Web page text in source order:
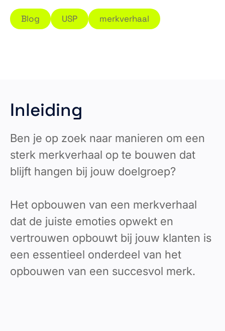
Blog USP merkverhaal
Inleiding
Ben je op zoek naar manieren om een
sterk merkverhaal op te bouwen dat
blijft hangen bij jouw doelgroep?
Het opbouwen van een merkverhaal
dat de juiste emoties opwekt en
vertrouwen opbouwt bij jouw klanten is
een essentieel onderdeel van het
opbouwen van een succesvol merk.